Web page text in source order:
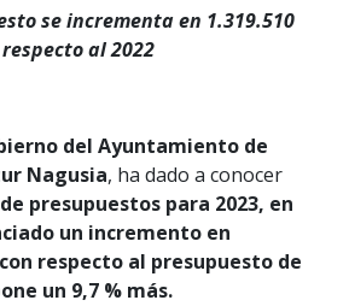
se incrementa en 1.319.510
al 2022
del Ayuntamiento de
Nagusia, ha dado a conocer
presupuestos para 2023, en
un incremento en
respecto al presupuesto de
un 9,7 % más.